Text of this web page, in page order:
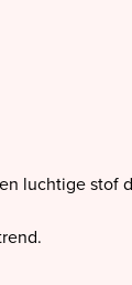
luchtige stof